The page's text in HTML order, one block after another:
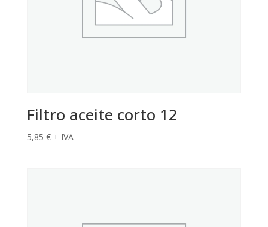
Filtro aceite corto 12
5,85 € + IVA